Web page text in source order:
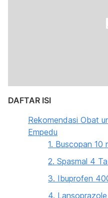
DAFTAR ISI
Rekomendasi Obat
Empedu
1. Buscopan 10
2. Spasmal 4
3. Ibuprofen
4.